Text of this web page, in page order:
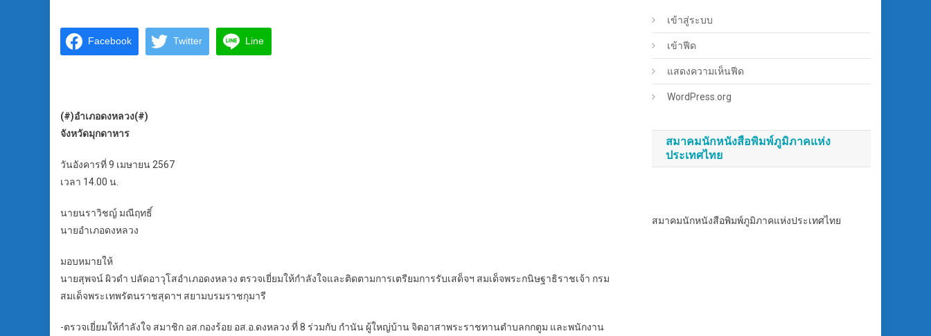
Facebook Twitter Line
(#)อำเภอดงหลวง(#)
จังหวัดมุกดาหาร
วันอังคารที่ 9 เมษายน 2567
เวลา 14.00 น.
นายนราวิชญ์ มณีฤทธิ์
นายอำเภอดงหลวง
มอบหมายให้
นายสุพจน์ ผิวดำ ปลัดอาวุโสอำเภอดงหลวง ตรวจเยี่ยมให้กำลังใจและติดตามการเตรียมการรับเสด็จฯ สมเด็จพระกนิษฐาธิราชเจ้า กรม
สมเด็จพระเทพรัตนราชสุดาฯ สยามบรมราชกุมารี
-ตรวจเยี่ยมให้กำลังใจ สมาชิก อส.กองร้อย อส.อ.ดงหลวง ที่ 8 ร่วมกับ กำนัน ผู้ใหญ่บ้าน จิตอาสาพระราชทานตำบลกกตูม และพนักงาน
เข้าสู่ระบบ
เข้าฟีด
แสดงความเห็นฟีด
WordPress.org
สมาคมนักหนังสือพิมพ์ภูมิภาคแห่ง
ประเทศไทย
สมาคมนักหนังสือพิมพ์ภูมิภาคแห่งประเทศไทย